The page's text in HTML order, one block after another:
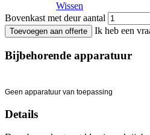
Wissen
Bovenkast met deur aantal
Toevoegen aan offerte Ik heb een
Bijbehorende apparatuur
Geen apparatuur van toepassing
Details